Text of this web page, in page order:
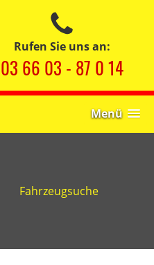
Rufen Sie uns an:
03 66 03 - 87 0 14
Menü
Fahrzeugsuche